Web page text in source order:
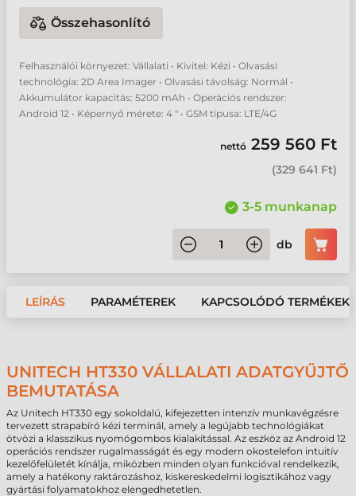
Összehasonlító
Felhasználói környezet: Vállalati • Kivitel: Kézi • Olvasási
technológia: 2D Area Imager • Olvasási távolság: Normál •
Akkumulátor kapacitás: 5200 mAh • Operációs rendszer:
Android 12 • Képernyő mérete: 4 " • GSM típusa: LTE/4G
nettó 259 560 Ft
(329 641 Ft)
3-5 munkanap
db
LEÍRÁS PARAMÉTEREK KAPCSOLÓDÓ TERMÉKEK
UNITECH HT330 VÁLLALATI ADATGYŰJTŐ
BEMUTATÁSA
Az Unitech HT330 egy sokoldalú, kifejezetten intenzív munkavégzésre
tervezett strapabíró kézi terminál, amely a legújabb technológiákat
ötvözi a klasszikus nyomógombos kialakítással. Az eszköz az Android 12
operációs rendszer rugalmasságát és egy modern okostelefon intuitív
kezelőfelületét kínálja, miközben minden olyan funkcióval rendelkezik,
amely a hatékony raktározáshoz, kiskereskedelmi logisztikához vagy
gyártási folyamatokhoz elengedhetetlen.